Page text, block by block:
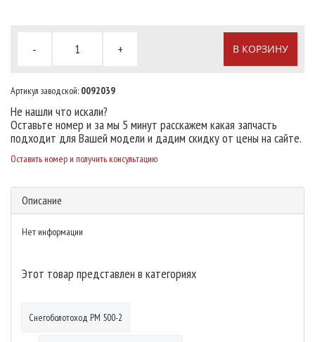
- + В КОРЗИНУ
Артикул заводской: 0092039
Не нашли что искали?
Оставьте номер и за мы 5 минут расскажем какая запчасть
подходит для Вашей модели и дадим скидку от цены на сайте.
Оставить номер и получить консультацию
Описание
Нет информации
Этот товар представлен в категориях
Снегоболотоход РМ 500-2